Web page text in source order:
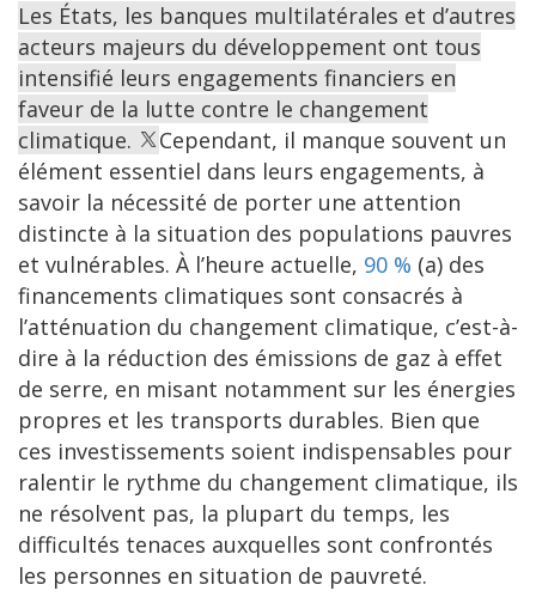
Les États, les banques multilatérales et d’autres
acteurs majeurs du développement ont tous
intensifié leurs engagements financiers en
faveur de la lutte contre le changement
climatique.
Cependant, il manque souvent un
élément essentiel dans leurs engagements, à
savoir la nécessité de porter une attention
distincte à la situation des populations pauvres
et vulnérables. À l’heure actuelle, 90 % (a) des
financements climatiques sont consacrés à
l’atténuation du changement climatique, c’est-à-
dire à la réduction des émissions de gaz à effet
de serre, en misant notamment sur les énergies
propres et les transports durables. Bien que
ces investissements soient indispensables pour
ralentir le rythme du changement climatique, ils
ne résolvent pas, la plupart du temps, les
difficultés tenaces auxquelles sont confrontés
les personnes en situation de pauvreté.